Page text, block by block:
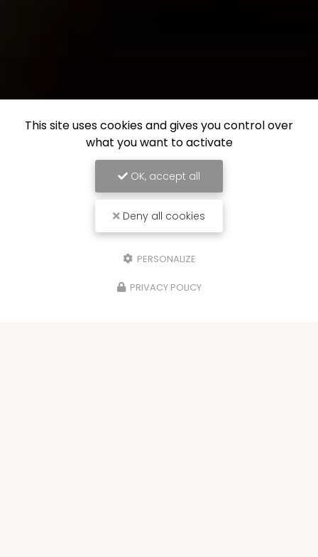
This site uses cookies and gives you control over
what you want to activate
OK, accept all
Deny all cookies
PERSONALIZE
PRIVACY POLICY